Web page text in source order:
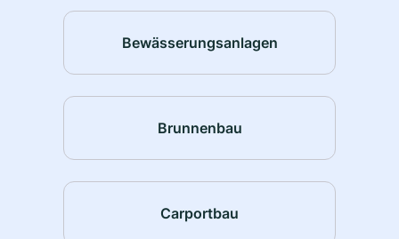
Bewässerungsanlagen
Brunnenbau
Carportbau